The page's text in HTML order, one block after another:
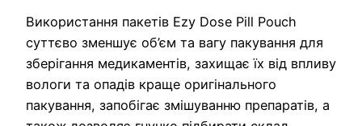
Використання пакетів Ezy Dose Pill Pouch
суттєво зменшує об’єм та вагу пакування для
зберігання медикаментів, захищає їх від впливу
вологи та опадів краще оригінального
пакування, запобігає змішуванню препаратів, а